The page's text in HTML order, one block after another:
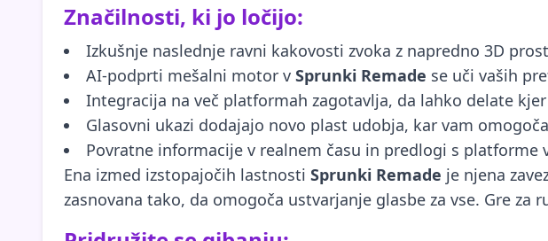
Značilnosti, ki jo ločijo:
Izkušnje naslednje ravni kakovosti zvoka z napredno 3D
AI-podprti mešalni motor v Sprunki Remade se uči vaših
Integracija na več platformah zagotavlja, da lahko delate
Glasovni ukazi dodajajo novo plast udobja, kar vam
Povratne informacije v realnem času in predlogi s
Ena izmed izstopajočih lastnosti Sprunki Remade je njena
zasnovana tako, da omogoča ustvarjanje glasbe za vse. Gre